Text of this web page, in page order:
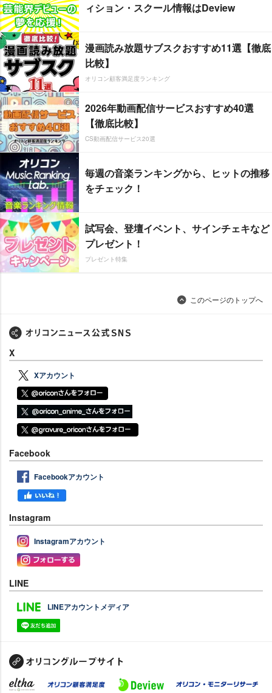
ィション・スクール情報はDeview
漫画読み放題サブスクおすすめ11選【徹底
比較】
オリコン顧客満足度ランキング
2026年動画配信サービスおすすめ40選
【徹底比較】
CS動画配信サービス20選
毎週の音楽ランキングから、ヒットの推移
をチェック！
試写会、登壇イベント、サインチェキなど
プレゼント！
プレゼント特集
このページのトップへ
X
Xアカウント
Facebook
Facebookアカウント
Instagram
Instagramアカウント
LINE
LINEアカウントメディア